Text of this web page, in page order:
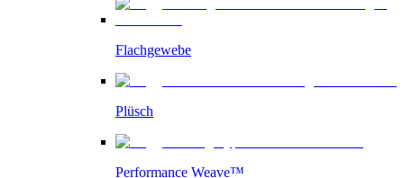
Flachgewebe
Plüsch
Performance Weave™